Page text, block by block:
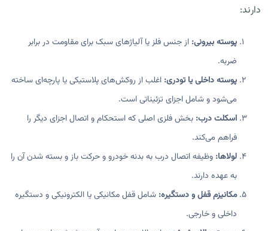
دارند:
پوسته بیرونی: از جنس فلز یا آلیاژهای سبک برای مقاومت در برابر
ضربه.
پوسته داخلی یا تودری: اغلب از روکش‌های پلاستیکی یا پارچه‌ای ساخته
می‌شود و شامل اجزای تزئیناتی است.
اسکلت درب: بخش فلزی اصلی که استحکام و اتصال اجزای دیگر را
فراهم می‌کند.
لولاها: وظیفه اتصال درب به بدنه خودرو و حرکت باز و بسته شدن آن را
به عهده دارند.
مکانیزم قفل و دستگیره: شامل قفل مکانیکی یا الکترونیکی و دستگیره
داخلی و خارجی.